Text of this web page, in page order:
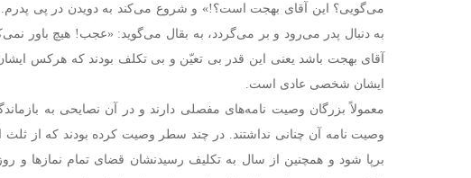
می‌گویی؟ این آقای بهجت است؟!» و شروع می‌کند به دویدن در پی پدرم.
به دنبال پدر می‌رود و بر می‌گردد، به بقال می‌گوید: «عجب! هیچ باور
آقای بهجت باشد یعنی این قدر بی تعیّن و بی تکلف بودند که هرکس
ایشان شخصی عادی است.
معمولاً بزرگان وصیت نامه‌های مفصلی دارند و در آن نصایحی به
وصیت نامه آن چنانی نداشتند. در چند سطر وصیت کرده بودند که از
برپا شود و همچنین از سال به تکلیف رسیدنشان قضای تمام نمازها و